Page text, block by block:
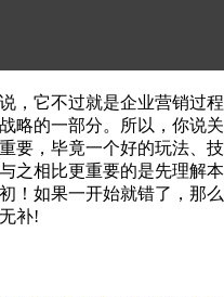
，它不过就是企业营销过
略的一部分。所以，你说
要，毕竟一个好的玩法、
之相比更重要的是先理解
！如果一开始就错了，那
补!